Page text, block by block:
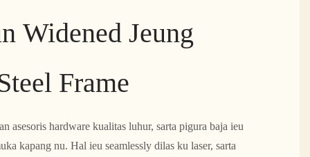
Widened Jeung
Frame
asesoris hardware kualitas luhur, sarta pigura baja ieu
kapang nu. Hal ieu seamlessly dilas ku laser, sarta